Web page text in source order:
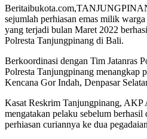
sejumlah perhiasan emas milik
yang terjadi bulan Maret 2022
Polresta Tanjungpinang di Bali.
Berkoordinasi dengan Tim Jatanras
Polresta Tanjungpinang menangkap
Kencana Gor Indah, Denpasar
Kasat Reskrim Tanjungpinang, AKP
mengatakan pelaku sebelum
perhiasan curiannya ke dua